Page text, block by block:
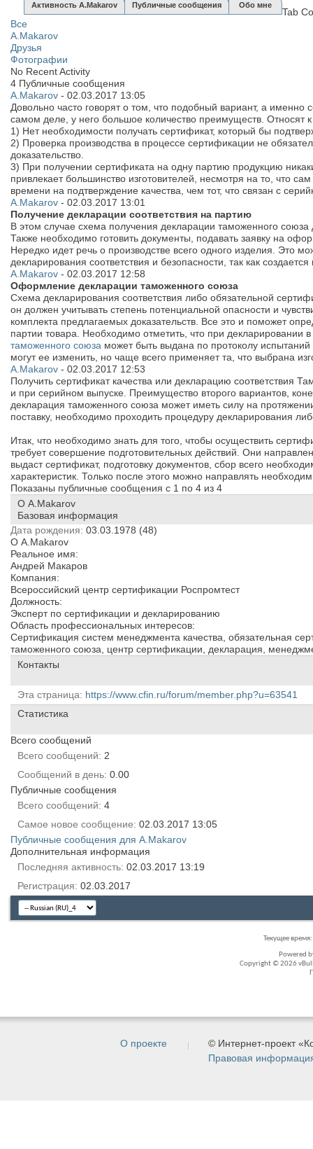
Активность A.Makarov Публичные сообщения Обо мне
Tab
Все
A.Makarov
Друзья
Фотографии
No Recent Activity
4 Публичные сообщения
A.Makarov - 02.03.2017 13:05
Довольно часто говорят о том, что подобный вариант, а
самом деле, у него большое количество преимуществ. Относят
1) Нет необходимости получать сертификат, который бы
2) Проверка производства в процессе сертификации не
доказательство.
3) При получении сертификата на одну партию продукцию
привлекает большинство изготовителей, несмотря на то, что
времени на подтверждение качества, чем тот, что связан с
A.Makarov - 02.03.2017 13:01
Получение декларации соответствия на партию
В этом случае схема получения декларации таможенного
Также необходимо готовить документы, подавать заявку на
Нередко идет речь о производстве всего одного изделия. Это
декларирования соответствия и безопасности, так как
A.Makarov - 02.03.2017 12:58
Оформление декларации таможенного союза
Схема декларирования соответствия либо обязательной
он должен учитывать степень потенциальной опасности и
комплекта предлагаемых доказательств. Все это и поможет
партии товара. Необходимо отметить, что при
таможенного союза может быть выдана по протоколу
могут ее изменить, но чаще всего применяет та, что выбрана
A.Makarov - 02.03.2017 12:53
Получить сертификат качества или декларацию соответствия
и при серийном выпуске. Преимущество второго вариантов,
декларация таможенного союза может иметь силу на
поставку, необходимо проходить процедуру декларирования
Итак, что необходимо знать для того, чтобы осуществить
требует совершение подготовительных действий. Они
выдаст сертификат, подготовку документов, сбор всего
характеристик. Только после этого можно направлять
Показаны публичные сообщения с 1 по 4 из 4
О A.Makarov
Базовая информация
Дата рождения 03.03.1978 (48)
О A.Makarov
Реальное имя:
Андрей Макаров
Компания:
Всероссийский центр сертификации Роспромтест
Должность:
Эксперт по сертификации и декларированию
Область профессиональных интересов:
Сертификация систем менеджмента качества, обязательная
таможенного союза, центр сертификации, декларация,
Контакты
Эта страница https://www.cfin.ru/forum/member.php?u=63541
Статистика
Всего сообщений
Всего сообщений 2
Сообщений в день 0.00
Публичные сообщения
Всего сообщений 4
Самое новое сообщение 02.03.2017 13:05
Публичные сообщения для A.Makarov
Дополнительная информация
Последняя активность 02.03.2017 13:19
Регистрация 02.03.2017
Текущее время:
Powered
Copyright © 2026
О проекте
© Интернет-проект
Правовая